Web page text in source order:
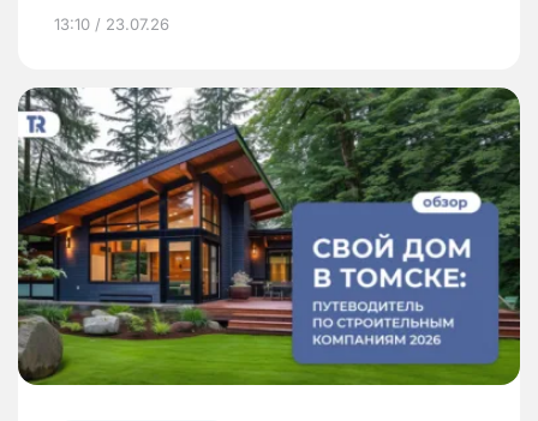
13:10 / 23.07.26